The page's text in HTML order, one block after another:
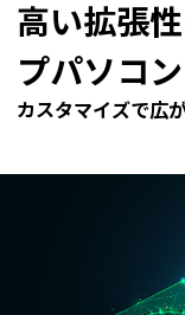
高い拡張
プパソコン
カスタマイズで広